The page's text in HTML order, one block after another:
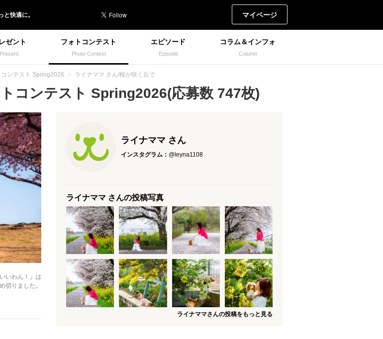
と快適に。 マイページ
ゼント
Present
フォトコンテスト
Photo Contest
エピソード
Episode
コラム＆インフォ
Column
ンテスト Spring2026 ライナママ さん/桜が咲く丘で
コンテスト Spring2026(応募数 747枚)
いわん！」は
切りました。
ライナママ さん
インスタグラム： @leyna1108
ライナママ さんの投稿写真
ライナママさんの投稿をもっと見る